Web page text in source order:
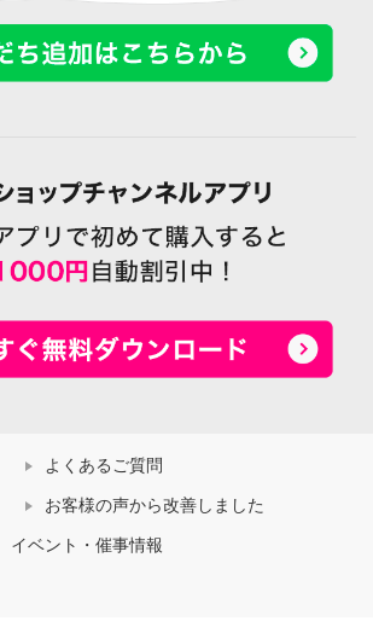
よくあるご質問
お客様の声から改善しました
イベント・催事情報